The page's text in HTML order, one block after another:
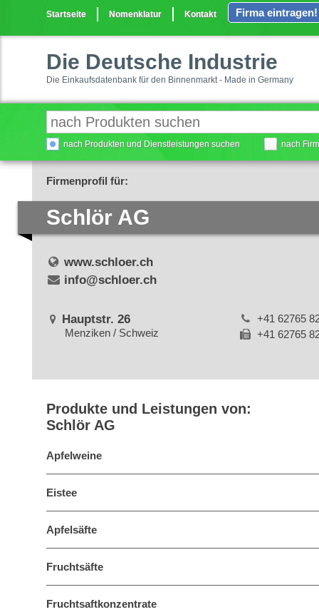
Startseite Nomenklatur Kontakt Firma eintragen!
Die Deutsche Industrie
Die Einkaufsdatenbank für den Binnenmarkt - Made in Germany
nach Produkten und Dienstleistungen suchen nach
Firmenprofil für:
Schlör AG
www.schloer.ch
info@schloer.ch
Hauptstr. 26
Menziken / Schweiz
+41 62765
+41 62765
Produkte und Leistungen von:
Schlör AG
Apfelweine
Eistee
Apfelsäfte
Fruchtsäfte
Fruchtsaftkonzentrate